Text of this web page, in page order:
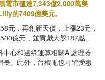
市值達7,343億2,000萬美
的7409億美元。
元，再創新天價，上漲23元，
億元，並貢獻大盤187點。
心和邊緣運算相關AI處理器
。此外，台積電也可望受惠